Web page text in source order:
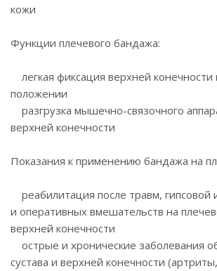
кожи
Функции плечевого бандажа:
легкая фиксация верхней
положении
разгрузка мышечно-связочного
верхней конечности
Показания к применению бандажа на
реабилитация после травм, гипсовой
и оперативных вмешательств на
верхней конечности
острые и хронические заболевания
сустава и верхней конечности